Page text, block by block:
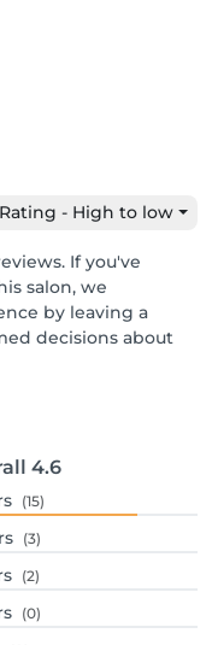
Rating - High to low
If you've
salon, we
by leaving a
decisions about
4.6
(15)
(3)
(2)
(0)